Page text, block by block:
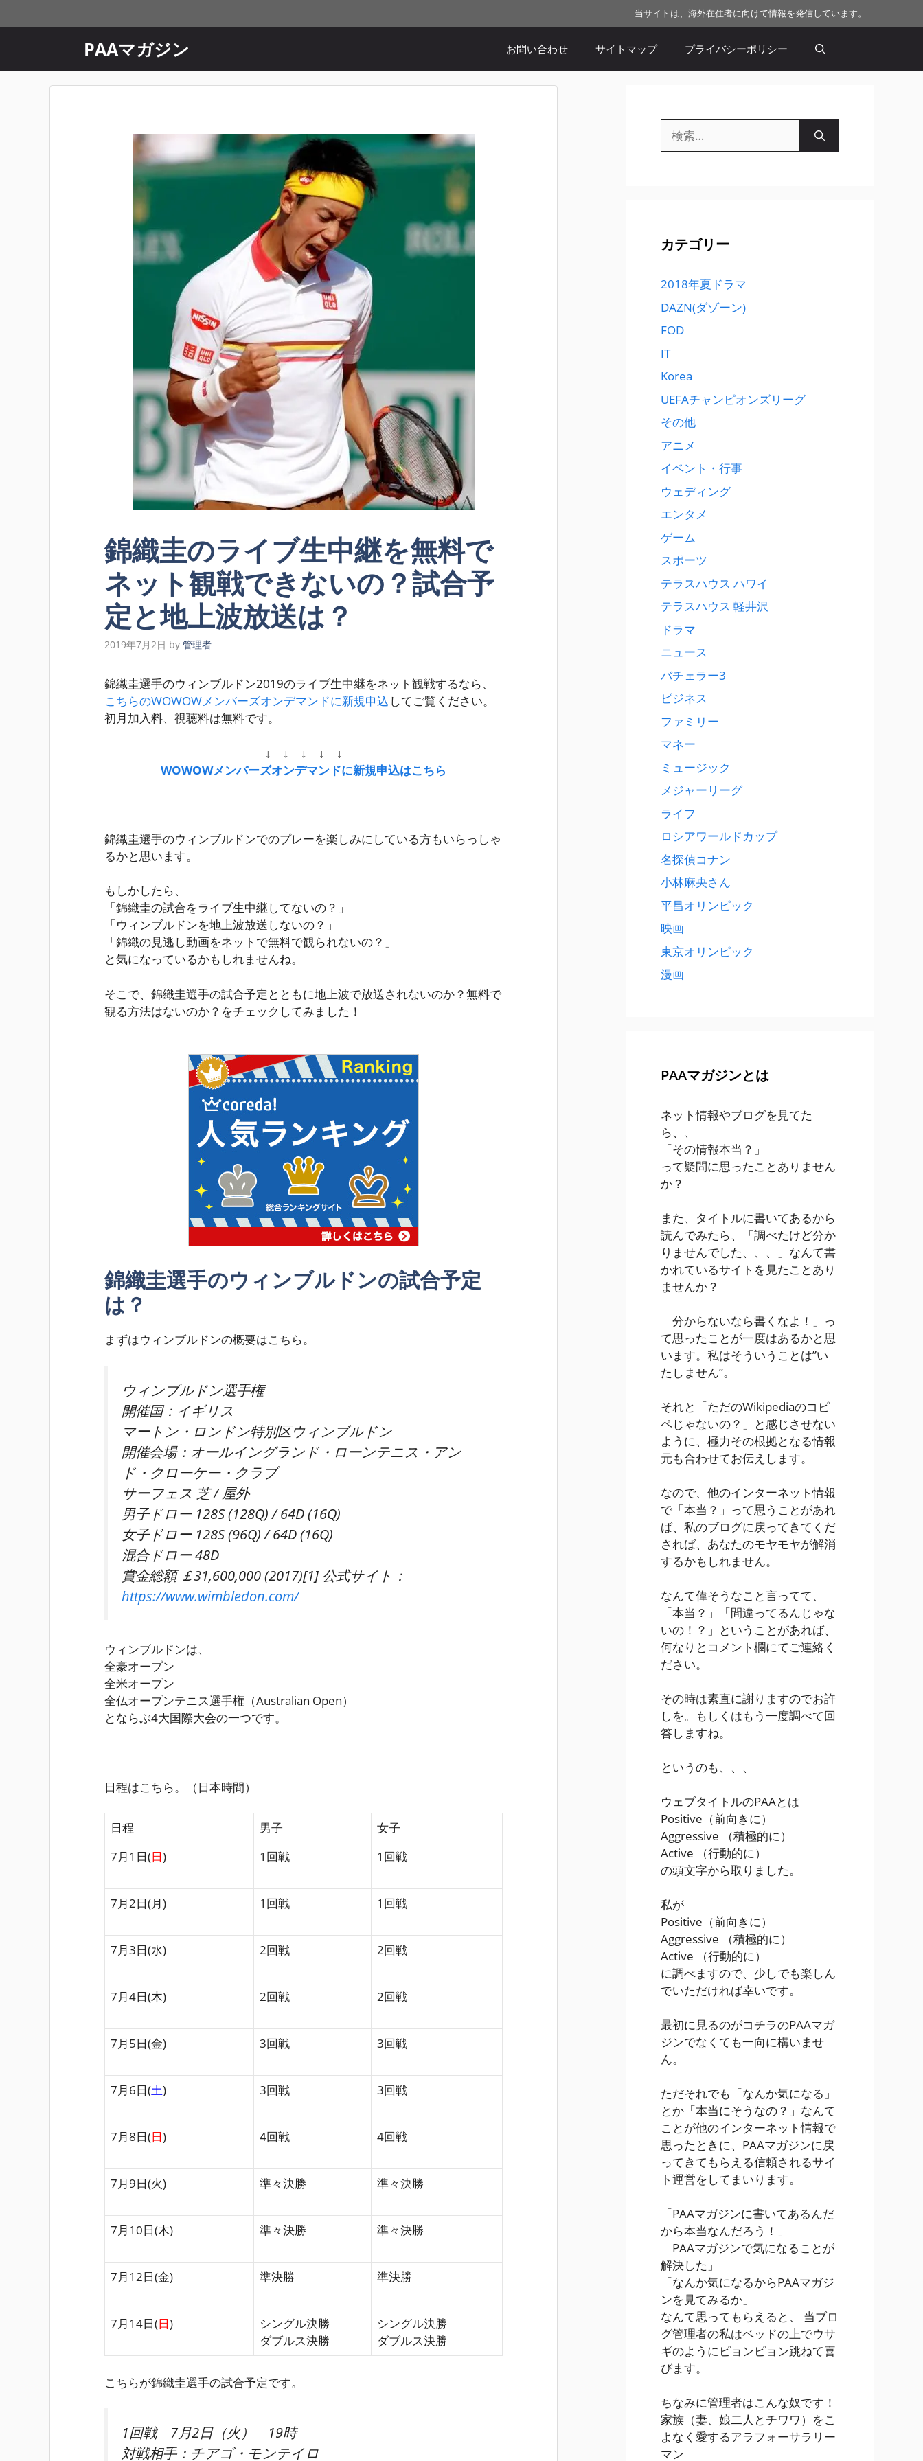
ン
ツ
当サイトは、海外在住者に向けて情報を発信しています。
PAAマガジン お問い合わせ サイトマップ プライバシーポリシー
錦織圭のライブ生中継を無料で
ネット観戦できないの？試合予
定と地上波放送は？
2019年7月2日 by 管理者
錦織圭選手のウィンブルドン2019のライブ生中継をネット観戦するなら、
こちらのWOWOWメンバーズオンデマンドに新規申込 してご覧ください。
初月加入料、視聴料は無料です。
↓ ↓ ↓ ↓ ↓
WOWOWメンバーズオンデマンドに新規申込はこちら
錦織圭選手のウィンブルドンでのプレーを楽しみにしている方もいらっしゃ
るかと思います。
もしかしたら、
「錦織圭の試合をライブ生中継してないの？」
「ウィンブルドンを地上波放送しないの？」
「錦織の見逃し動画をネットで無料で観られないの？」
と気になっているかもしれませんね。
そこで、錦織圭選手の試合予定とともに地上波で放送されないのか？無料で
観る方法はないのか？をチェックしてみました！
錦織圭選手のウィンブルドンの試合予定
は？
まずはウィンブルドンの概要はこちら。
ウィンブルドン選手権
開催国：イギリス
マートン・ロンドン特別区ウィンブルドン
開催会場：オールイングランド・ローンテニス・アン
ド・クローケー・クラブ
サーフェス 芝 / 屋外
男子ドロー 128S (128Q) / 64D (16Q)
女子ドロー 128S (96Q) / 64D (16Q)
混合ドロー 48D
賞金総額 ￡31,600,000 (2017)[1] 公式サイト：
https://www.wimbledon.com/
ウィンブルドンは、
全豪オープン
全米オープン
全仏オープンテニス選手権（Australian Open）
とならぶ4大国際大会の一つです。
日程はこちら。（日本時間）
日程 男子
女子
7月1日(日) 1回戦 1回戦
7月2日(月) 1回戦 1回戦
7月3日(水) 2回戦 2回戦
7月4日(木) 2回戦 2回戦
7月5日(金) 3回戦 3回戦
7月6日(土) 3回戦 3回戦
7月8日(日) 4回戦 4回戦
7月9日(火) 準々決勝 準々決勝
7月10日(木) 準々決勝 準々決勝
7月12日(金) 準決勝 準決勝
7月14日(日)
シングル決勝
ダブルス決勝
シングル決勝
ダブルス決勝
こちらが錦織圭選手の試合予定です。
1回戦 7月2日（火） 19時
対戦相手：チアゴ・モンテイロ
索:
カテゴリー
2018年夏ドラマ
DAZN(ダゾーン)
FOD
IT
Korea
UEFAチャンピオンズリーグ
その他
アニメ
イベント・行事
ウェディング
エンタメ
ゲーム
スポーツ
テラスハウス ハワイ
テラスハウス 軽井沢
ドラマ
ニュース
バチェラー3
ビジネス
ファミリー
マネー
ミュージック
メジャーリーグ
ライフ
ロシアワールドカップ
名探偵コナン
小林麻央さん
平昌オリンピック
映画
東京オリンピック
漫画
PAAマガジンとは
ネット情報やブログを見てた
ら、、
「その情報本当？」
って疑問に思ったことありません
か？
また、タイトルに書いてあるから
読んでみたら、「調べたけど分か
りませんでした、、、」なんて書
かれているサイトを見たことあり
ませんか？
「分からないなら書くなよ！」っ
て思ったことが一度はあるかと思
います。私はそういうことは”い
たしません”。
それと「ただのWikipediaのコピ
ペじゃないの？」と感じさせない
ように、極力その根拠となる情報
元も合わせてお伝えします。
なので、他のインターネット情報
で「本当？」って思うことがあれ
ば、私のブログに戻ってきてくだ
されば、あなたのモヤモヤが解消
するかもしれません。
なんて偉そうなこと言ってて、
「本当？」「間違ってるんじゃな
いの！？」ということがあれば、
何なりとコメント欄にてご連絡く
ださい。
その時は素直に謝りますのでお許
しを。もしくはもう一度調べて回
答しますね。
というのも、、、
ウェブタイトルのPAAとは
Positive （前向きに）
Aggressive
（積極的に）
Active
（行動的に）
の頭文字から取りました。
私が
Positive （前向きに）
Aggressive
（積極的に）
Active
（行動的に）
に調べますので、少しでも楽しん
でいただければ幸いです。
最初に見るのがコチラのPAAマガ
ジンでなくても一向に構いませ
ん。
ただそれでも「なんか気になる」
とか「本当にそうなの？」なんて
ことが他のインターネット情報で
思ったときに、PAAマガジンに戻
ってきてもらえる信頼されるサイ
ト運営をしてまいります。
「PAAマガジンに書いてあるんだ
から本当なんだろう！」
「PAAマガジンで気になることが
解決した」
「なんか気になるからPAAマガジ
ンを見てみるか」
なんて思ってもらえると、 当ブロ
グ管理者の私はベッドの上でウサ
ギのようにピョンピョン跳ねて喜
びます。
ちなみに管理者はこんな奴です！
家族（妻、娘二人とチワワ）をこ
よなく愛するアラフォーサラリー
マン